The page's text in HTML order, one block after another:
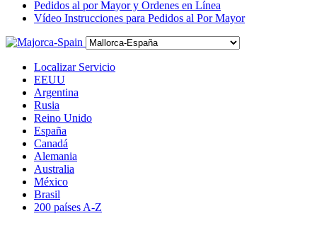
Pedidos al por Mayor y Ordenes en Línea
Vídeo Instrucciones para Pedidos al Por Mayor
Localizar Servicio
EEUU
Argentina
Rusia
Reino Unido
España
Canadá
Alemania
Australia
México
Brasil
200 países A-Z